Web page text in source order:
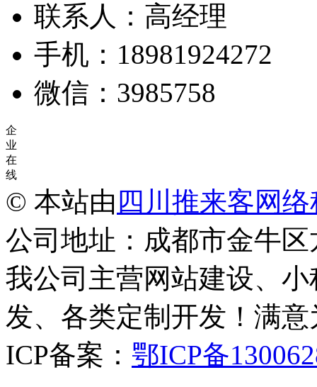
联系人：高经理
手机：18981924272
微信：3985758
企
业
在
线
© 本站由 四川推来客网
公司地址：成都市金牛
我公司主营网站建设、
发、各类定制开发！满意
ICP备案： 鄂ICP备